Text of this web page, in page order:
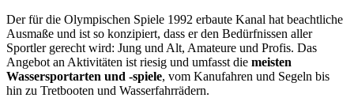
Der für die Olympischen Spiele 1992 erbaute Kanal hat beachtliche
Ausmaße und ist so konzipiert, dass er den Bedürfnissen aller
Sportler gerecht wird: Jung und Alt, Amateure und Profis. Das
Angebot an Aktivitäten ist riesig und umfasst die meisten
Wassersportarten und -spiele, vom Kanufahren und Segeln bis
hin zu Tretbooten und Wasserfahrrädern.